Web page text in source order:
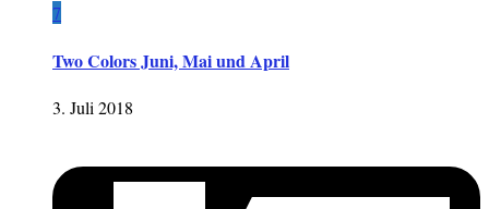
7
Two Colors Juni, Mai und April
3. Juli 2018